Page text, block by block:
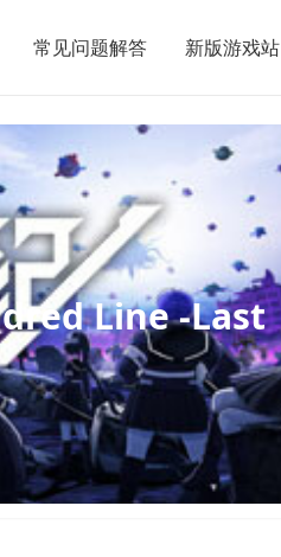
常见问题解答 新版游戏站
Line -Last